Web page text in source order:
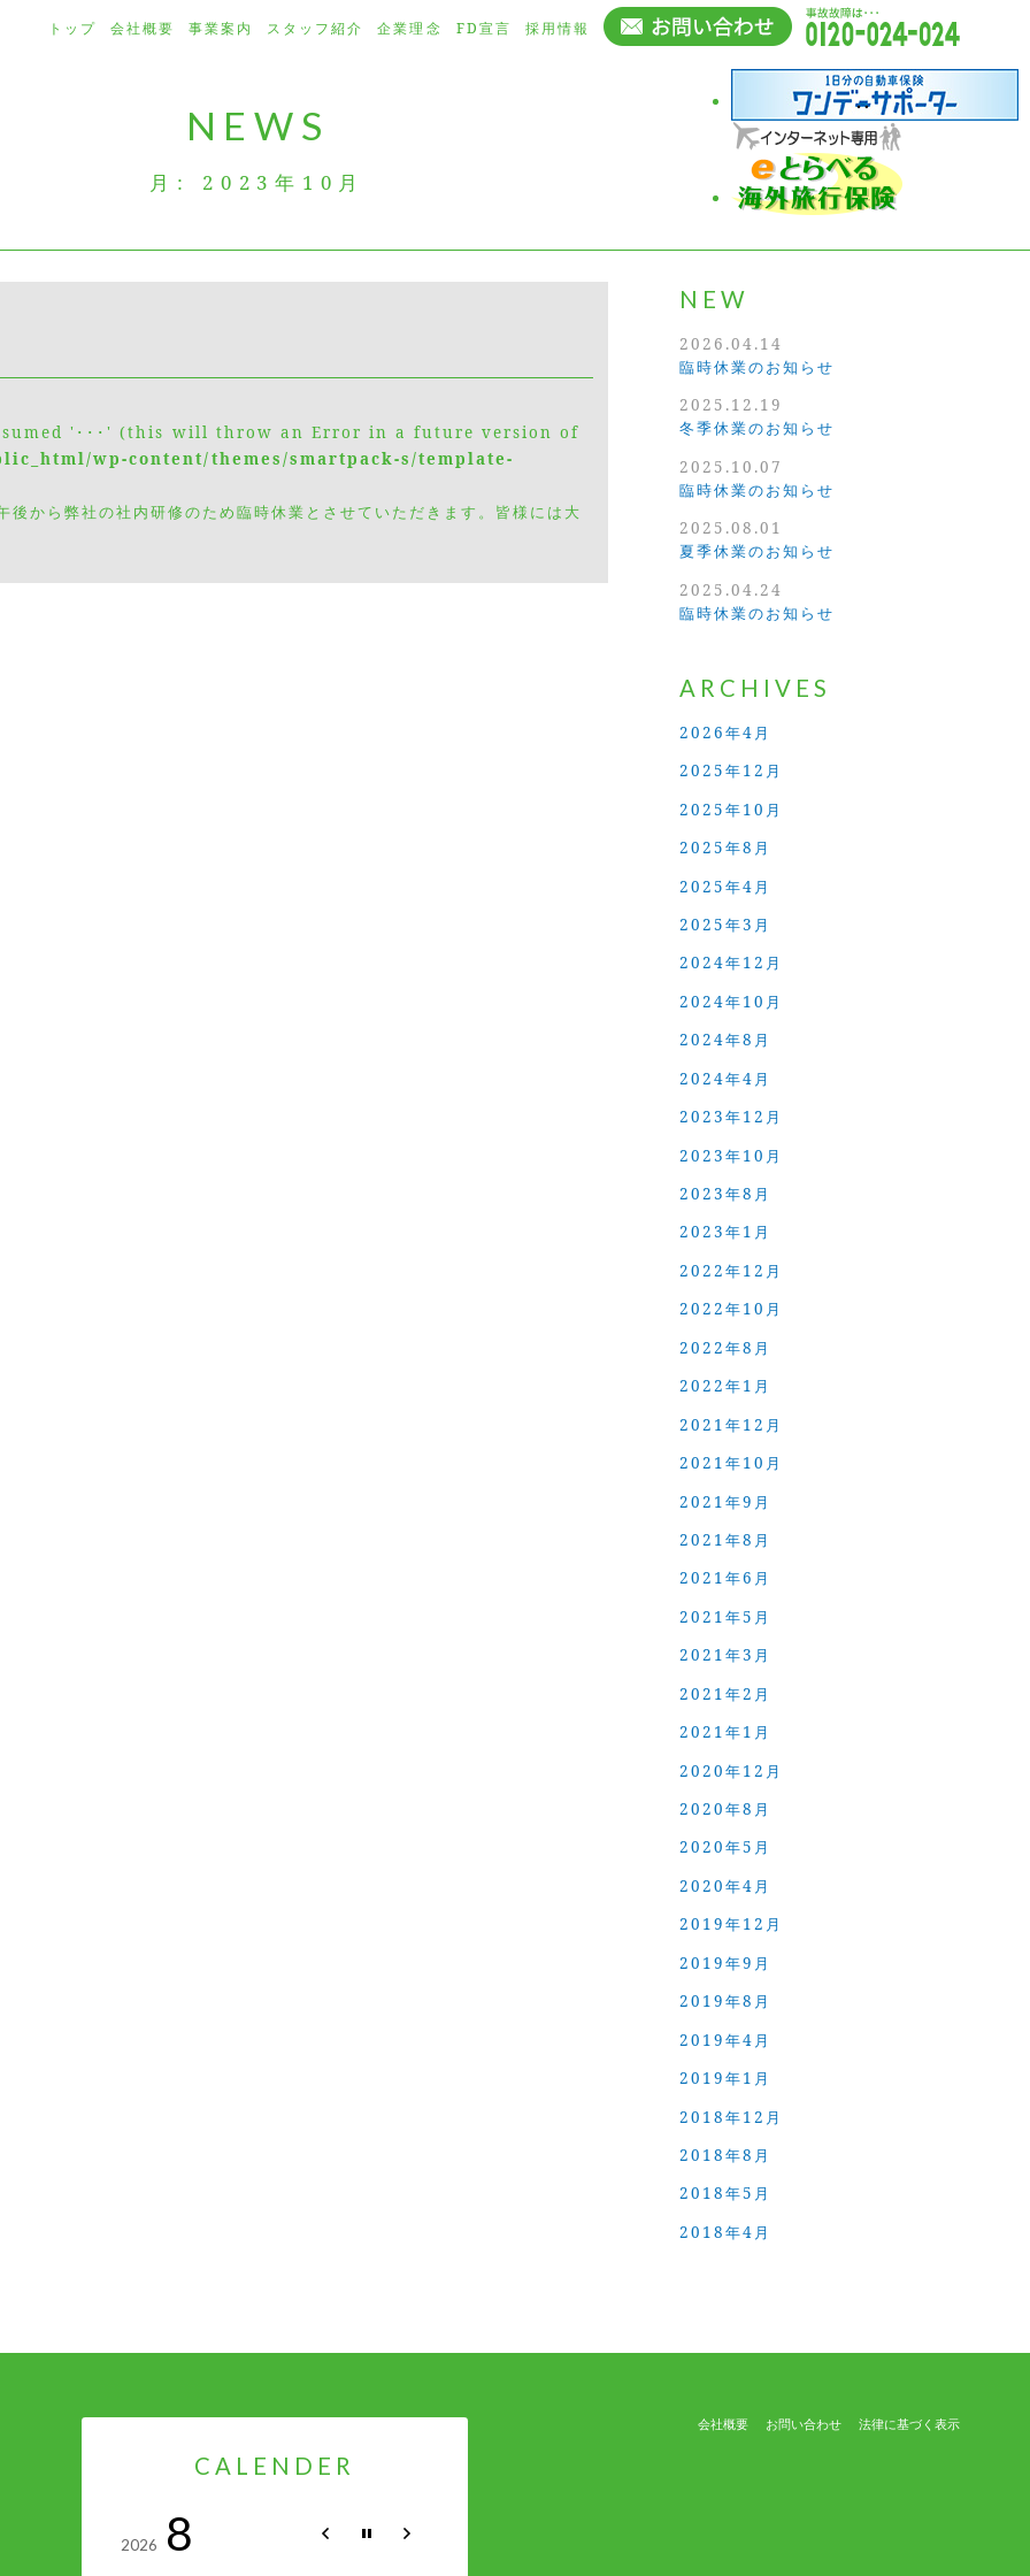
トップ 会社概要 事業案内 スタッフ紹介 企業理念 FD宣言 採用情報
NEWS
月: 2023年10月
'･･･' (this will throw an Error in a future version of
wp-content/themes/smartpack-s/template-
から弊社の社内研修のため臨時休業とさせていただきます。皆様には大
NEW
臨時休業のお知らせ
2026.04.14
冬季休業のお知らせ
2025.12.19
臨時休業のお知らせ
2025.10.07
夏季休業のお知らせ
2025.08.01
臨時休業のお知らせ
2025.04.24
ARCHIVES
2026年4月
2025年12月
2025年10月
2025年8月
2025年4月
2025年3月
2024年12月
2024年10月
2024年8月
2024年4月
2023年12月
2023年10月
2023年8月
2023年1月
2022年12月
2022年10月
2022年8月
2022年1月
2021年12月
2021年10月
2021年9月
2021年8月
2021年6月
2021年5月
2021年3月
2021年2月
2021年1月
2020年12月
2020年8月
2020年5月
2020年4月
2019年12月
2019年9月
2019年8月
2019年4月
2019年1月
2018年12月
2018年8月
2018年5月
2018年4月
CALENDER
2026 8
会社概要 お問い合わせ 法律に基づく表示